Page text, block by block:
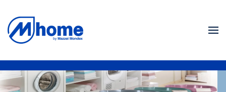
Skip to main content